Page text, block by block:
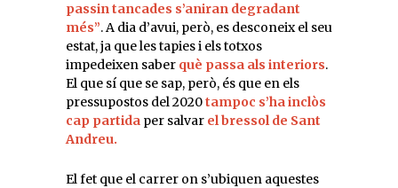
passin tancades s’aniran degradant
més”. A dia d’avui, però, es desconeix el seu
estat, ja que les tapies i els totxos
impedeixen saber què passa als interiors.
El que sí que se sap, però, és que en els
pressupostos del 2020tampoc s’ha inclòs
cap partida per salvar el bressol de Sant
Andreu.
El fet que el carrer on s’ubiquen aquestes